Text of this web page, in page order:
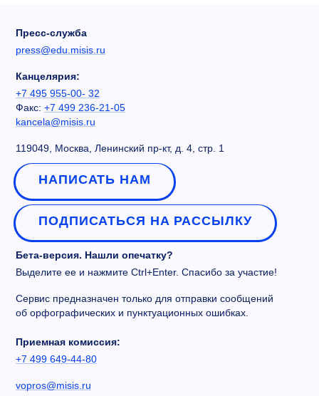
Пресс-служба
press@edu.misis.ru
Канцелярия:
+7 495 955-00- 32
Факс: +7 499 236-21-05
kancela@misis.ru
119049, Москва, Ленинский пр-кт, д. 4, стр. 1
НАПИСАТЬ НАМ
ПОДПИСАТЬСЯ НА РАССЫЛКУ
Бета-версия. Нашли опечатку?
Выделите ее и нажмите Ctrl+Enter. Спасибо за участие!
Сервис предназначен только для отправки сообщений
об орфографических и пунктуационных ошибках.
Приемная комиссия:
+7 499 649-44-80
vopros@misis.ru